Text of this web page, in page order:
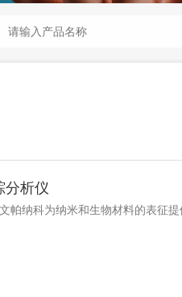
分析仪
帕纳科为纳米和生物材料的表征